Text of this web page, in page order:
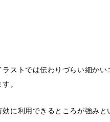
ストでは伝わりづらい細か
。
に利用できるところが強み